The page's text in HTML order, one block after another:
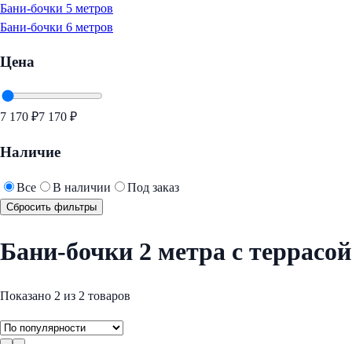
Бани-бочки 5 метров
Бани-бочки 6 метров
Цена
7 170 ₽7 170 ₽
Наличие
Все В наличии Под заказ
Сбросить фильтры
Бани-бочки 2 метра с террасой
Показано 2 из 2 товаров